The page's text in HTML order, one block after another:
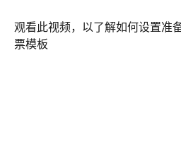
观看此视频，以了解如何设置准
票模板